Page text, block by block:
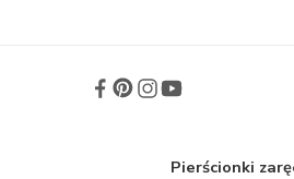
Pierścionki